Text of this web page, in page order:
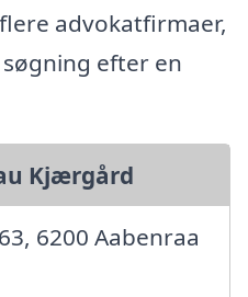
advokatfirmaer,
efter en
Kjærgård
6200 Aabenraa